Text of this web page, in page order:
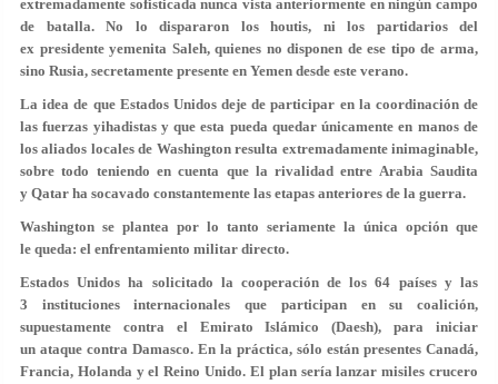
extremadamente sofisticada nunca vista anteriormente en ningún campo
de batalla. No lo dispararon los houtis, ni los partidarios del
ex presidente yemenita Saleh, quienes no disponen de ese tipo de arma,
sino Rusia, secretamente presente en Yemen desde este verano.
La idea de que Estados Unidos deje de participar en la coordinación de
las fuerzas yihadistas y que esta pueda quedar únicamente en manos de
los aliados locales de Washington resulta extremadamente inimaginable,
sobre todo teniendo en cuenta que la rivalidad entre Arabia Saudita
y Qatar ha socavado constantemente las etapas anteriores de la guerra.
Washington se plantea por lo tanto seriamente la única opción que
le queda: el enfrentamiento militar directo.
Estados Unidos ha solicitado la cooperación de los 64 países y las
3 instituciones internacionales que participan en su coalición,
supuestamente contra el Emirato Islámico (Daesh), para iniciar
un ataque contra Damasco. En la práctica, sólo están presentes Canadá,
Francia, Holanda y el Reino Unido. El plan sería lanzar misiles crucero